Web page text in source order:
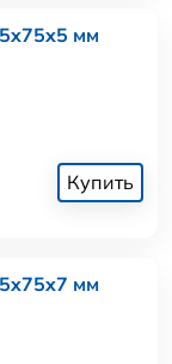
мм
Купить
мм